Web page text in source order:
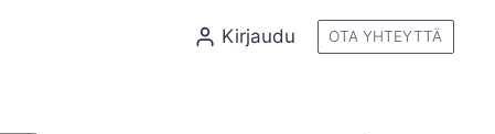
Kirjaudu OTA YHTEYTTÄ